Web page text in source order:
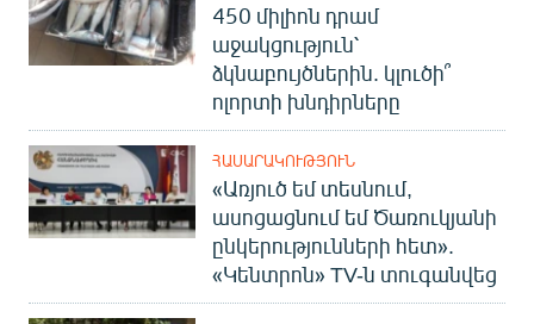
450 միլիոն դրամ
աջակցություն՝
ձկնաբույծներին. կլուծի՞
ոլորտի խնդիրները
ՀԱՍԱՐԱԿՈՒԹՅՈՒՆ
«Առյուծ եմ տեսնում,
ասոցացնում եմ Ծառուկյանի
ընկերությունների հետ».
«Կենտրոն» TV-ն տուգանվեց